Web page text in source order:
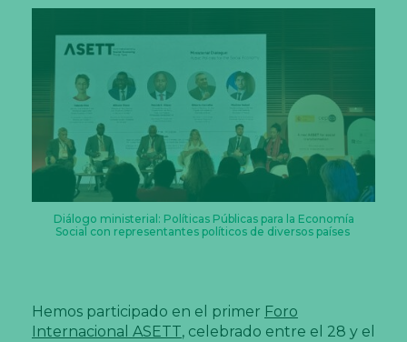
Diálogo ministerial: Políticas Públicas para la Economía
Social con representantes políticos de diversos países
Hemos participado en el primer Foro
Internacional ASETT, celebrado entre el 28 y el